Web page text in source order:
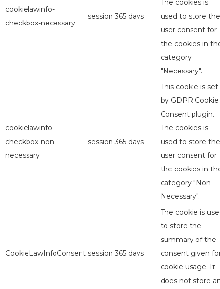
cookielawinfo-
checkbox-necessary
session 365 days
The cookies is
used to store the
user consent for
the cookies in
category
"Necessary".
cookielawinfo-
checkbox-non-
necessary
session 365 days
This cookie is set
by GDPR Cookie
Consent plugin.
The cookies is
used to store the
user consent for
the cookies in
category "Non
Necessary".
CookieLawInfoConsent session 365 days
The cookie is
to store the
summary of the
consent given
cookie usage. It
does not store